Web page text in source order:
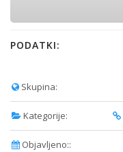
PODATKI:
Skupina:
Kategorije:
Objavljeno::